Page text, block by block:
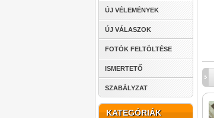
ÚJ VÉLEMÉNYEK
ÚJ VÁLASZOK
FOTÓK FELTÖLTÉSE
ISMERTETŐ
SZABÁLYZAT
KATEGÓRIÁK